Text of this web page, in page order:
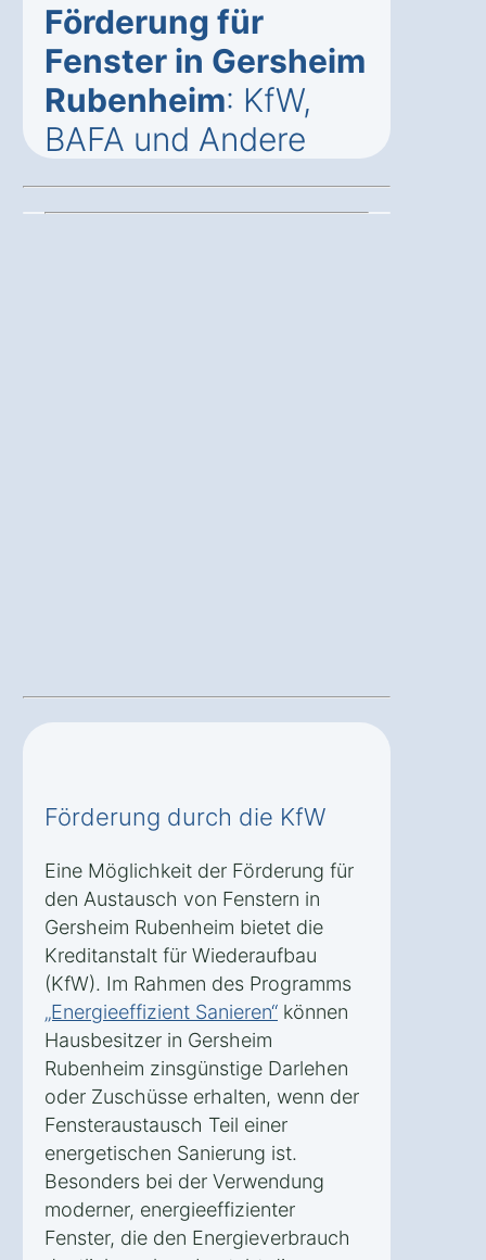
Förderung für
Fenster in Gersheim
Rubenheim: KfW,
BAFA und Andere
Förderung durch die KfW
Eine Möglichkeit der Förderung für
den Austausch von Fenstern in
Gersheim Rubenheim bietet die
Kreditanstalt für Wiederaufbau
(KfW). Im Rahmen des Programms
„Energieeffizient Sanieren“ können
Hausbesitzer in Gersheim
Rubenheim zinsgünstige Darlehen
oder Zuschüsse erhalten, wenn der
Fensteraustausch Teil einer
energetischen Sanierung ist.
Besonders bei der Verwendung
moderner, energieeffizienter
Fenster, die den Energieverbrauch